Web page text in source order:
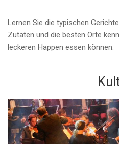
Lernen Sie die typischen
Zutaten und die besten Orte
leckeren Happen essen können.